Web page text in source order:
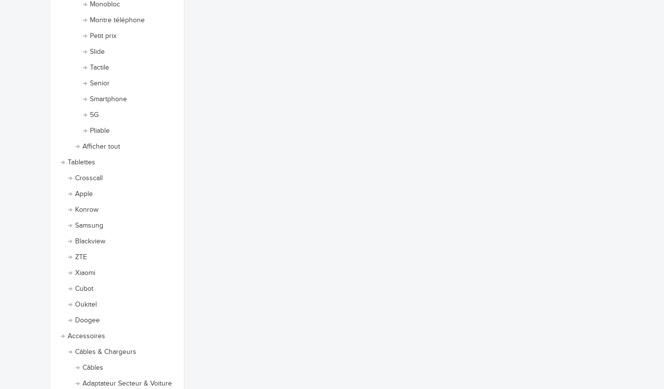
Monobloc
Montre téléphone
Petit prix
Slide
Tactile
Senior
Smartphone
5G
Pliable
Afficher tout
Tablettes
Crosscall
Apple
Konrow
Samsung
Blackview
ZTE
Xiaomi
Cubot
Oukitel
Doogee
Accessoires
Câbles & Chargeurs
Câbles
Adaptateur Secteur & Voiture